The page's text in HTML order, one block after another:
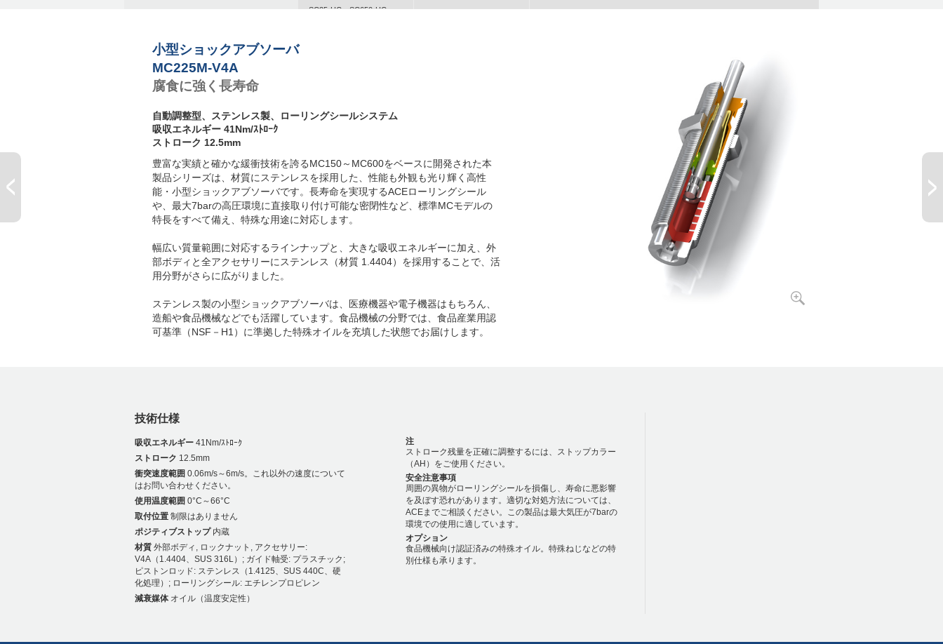
SC25-HC～SC650-HC
小型ショックアブソーバ
MC225M-V4A
腐食に強く長寿命
自動調整型、ステンレス製、ローリングシールシステム
吸収エネルギー 41Nm/ｽﾄﾛｰｸ
ストローク 12.5mm
豊富な実績と確かな緩衝技術を誇るMC150～MC600をベースに開発された本
製品シリーズは、材質にステンレスを採用した、性能も外観も光り輝く高性
能・小型ショックアブソーバです。長寿命を実現するACEローリングシール
や、最大7barの高圧環境に直接取り付け可能な密閉性など、標準MCモデルの
特長をすべて備え、特殊な用途に対応します。
幅広い質量範囲に対応するラインナップと、大きな吸収エネルギーに加え、外
部ボディと全アクセサリーにステンレス（材質 1.4404）を採用することで、活
用分野がさらに広がりました。
ステンレス製の小型ショックアブソーバは、医療機器や電子機器はもちろん、
造船や食品機械などでも活躍しています。食品機械の分野では、食品産業用認
可基準（NSF－H1）に準拠した特殊オイルを充填した状態でお届けします。
技術仕様
吸収エネルギー 41Nm/ｽﾄﾛｰｸ
ストローク 12.5mm
衝突速度範囲 0.06m/s～6m/s。これ以外の速度について
はお問い合わせください。
使用温度範囲 0°C～66°C
取付位置 制限はありません
ポジティブストップ内蔵
材質 外部ボディ, ロックナット, アクセサリー:
V4A（1.4404、SUS 316L）; ガイド軸受: プラスチック;
ピストンロッド: ステンレス（1.4125、SUS 440C、硬
化処理）; ローリングシール: エチレンプロピレン
減衰媒体オイル（温度安定性）
注
ストローク残量を正確に調整するには、ストップカラー
（AH）をご使用ください。
安全注意事項
周囲の異物がローリングシールを損傷し、寿命に悪影響
を及ぼす恐れがあります。適切な対処方法については、
ACEまでご相談ください。この製品は最大気圧が7barの
環境での使用に適しています。
オプション
食品機械向け認証済みの特殊オイル。特殊ねじなどの特
別仕様も承ります。